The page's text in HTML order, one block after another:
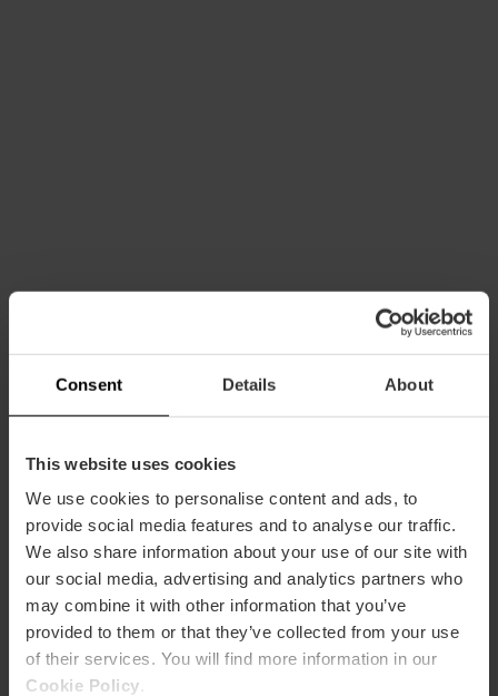
Consent Details About
This website uses cookies
We use cookies to personalise content and ads, to
provide social media features and to analyse our traffic.
We also share information about your use of our site with
our social media, advertising and analytics partners who
may combine it with other information that you’ve
provided to them or that they’ve collected from your use
of their services. You will find more information in our
Cookie Policy
Información práctica
Horarios
Lunes a domingo de 10 hasta 01:30h.
Tickets
Entrada libre.